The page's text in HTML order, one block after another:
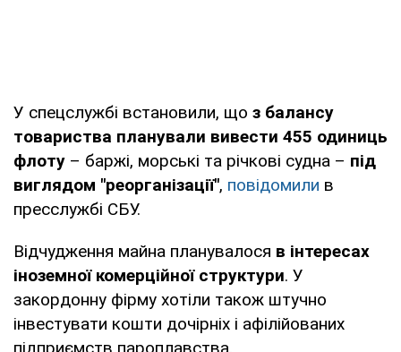
У спецслужбі встановили, що з балансу
товариства планували вивести 455 одиниць
флоту – баржі, морські та річкові судна – під
виглядом "реорганізації", повідомили в
пресслужбі СБУ.
Відчудження майна планувалося в інтересах
іноземної комерційної структури. У
закордонну фірму хотіли також штучно
інвестувати кошти дочірніх і афілійованих
підприємств пароплавства.